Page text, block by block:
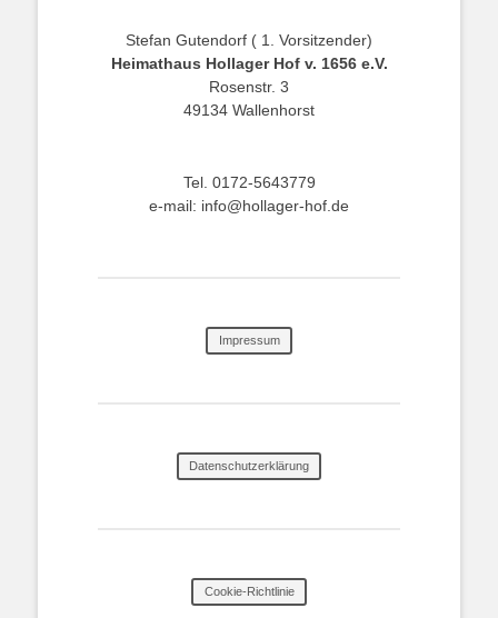
Stefan Gutendorf ( 1. Vorsitzender)
Heimathaus Hollager Hof v. 1656 e.V.
Rosenstr. 3
49134 Wallenhorst
Tel. 0172-5643779
e-mail: info@hollager-hof.de
Impressum
Datenschutzerklärung
Cookie-Richtlinie